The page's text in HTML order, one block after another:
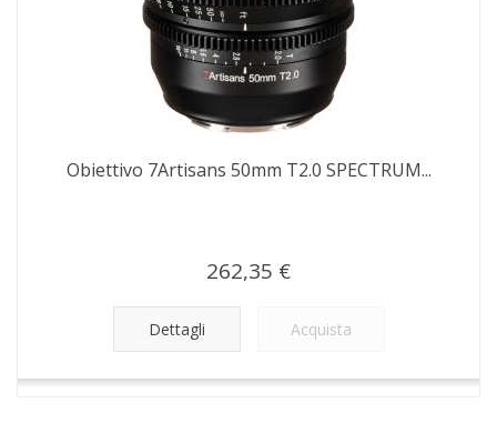
Obiettivo 7Artisans 50mm T2.0 SPECTRUM...
262,35 €
Dettagli Acquista